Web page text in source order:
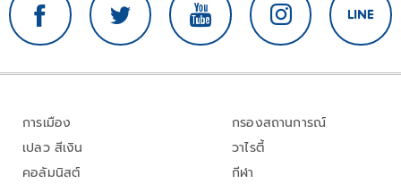
การเมือง
เปลว สีเงิน
คอลัมนิสต์
กรองสถานการณ์
วาไรตี้
กีฬา